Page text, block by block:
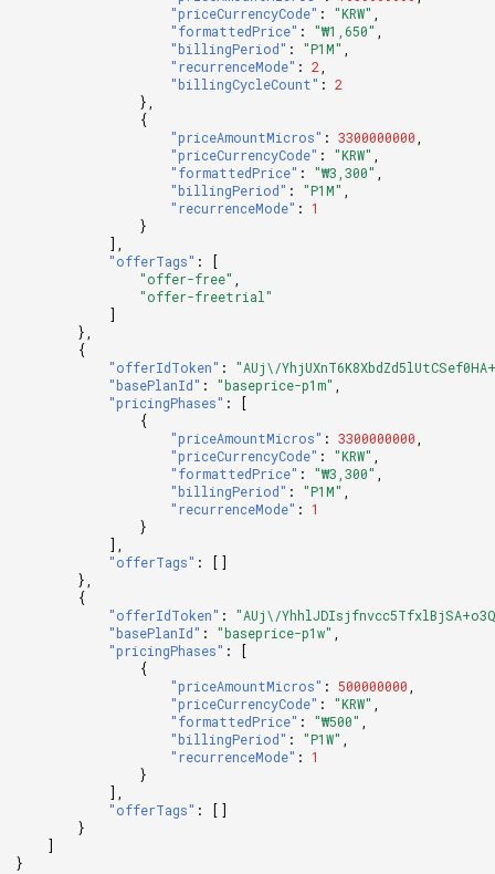
"priceCurrencyCode" : "KRW"
"formattedPrice" : "₩1,650"
"billingPeriod" : "P1M"
"recurrenceMode" : 2
"billingCycleCount" : 2
},
{
"priceAmountMicros" : 3300000000
"priceCurrencyCode" : "KRW"
"formattedPrice" : "₩3,300"
"billingPeriod" : "P1M"
"recurrenceMode" : 1
}
],
"offerTags" :
[
"offer-free"
"offer-freetrial"
]
},
{
"offerIdToken" :
"AUj\/
"basePlanId" : "baseprice-p1m"
"pricingPhases" :
[
{
"priceAmountMicros" : 3300000000
"priceCurrencyCode" : "KRW"
"formattedPrice" : "₩3,300"
"billingPeriod" : "P1M"
"recurrenceMode" : 1
}
],
"offerTags" :
[]
},
{
"offerIdToken" :
"AUj\/
"basePlanId" : "baseprice-p1w"
"pricingPhases" :
[
{
"priceAmountMicros" : 500000000
"priceCurrencyCode" : "KRW"
"formattedPrice" : "₩500"
"billingPeriod" : "P1W"
"recurrenceMode" : 1
}
],
"offerTags" :
[]
}
]
}